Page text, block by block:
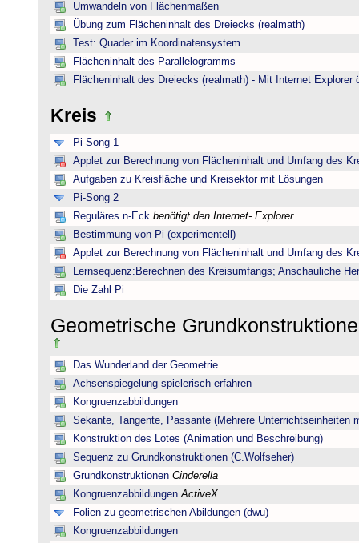
Umwandeln von Flächenmaßen
Übung zum Flächeninhalt des Dreiecks (realmath)
Test: Quader im Koordinatensystem
Flächeninhalt des Parallelogramms
Flächeninhalt des Dreiecks (realmath) - Mit Internet Explorer
Kreis
Pi-Song 1
Applet zur Berechnung von Flächeninhalt und Umfang des
Aufgaben zu Kreisfläche und Kreisektor mit Lösungen
Pi-Song 2
Reguläres n-Eck benötigt den Internet- Explorer
Bestimmung von Pi (experimentell)
Applet zur Berechnung von Flächeninhalt und Umfang des
Lernsequenz:Berechnen des Kreisumfangs; Anschauliche
Die Zahl Pi
Geometrische
Das Wunderland der Geometrie
Achsenspiegelung spielerisch erfahren
Kongruenzabbildungen
Sekante, Tangente, Passante (Mehrere Unterrichtseinheiten
Konstruktion des Lotes (Animation und Beschreibung)
Sequenz zu Grundkonstruktionen (C.Wolfseher)
Grundkonstruktionen Cinderella
Kongruenzabbildungen ActiveX
Folien zu geometrischen Abildungen (dwu)
Kongruenzabbildungen